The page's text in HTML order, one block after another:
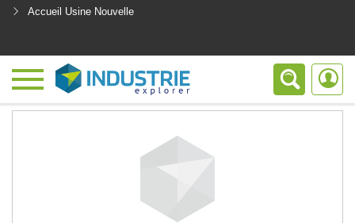
Accueil Usine Nouvelle